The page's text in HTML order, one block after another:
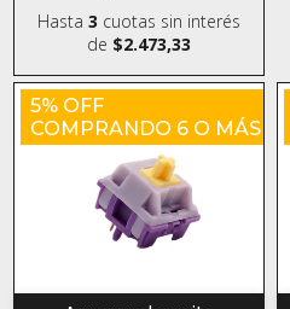
Hasta3 cuotas sin interés
de $2.473,33
5% OFF
COMPRANDO 6 O MÁS